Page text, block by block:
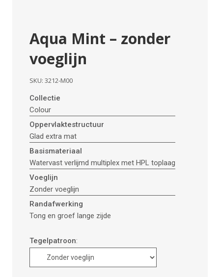
Aqua Mint – zonder
voeglijn
SKU: 3212-M00
Collectie
Colour
Oppervlaktestructuur
Glad extra mat
Basismateriaal
Watervast verlijmd multiplex met HPL toplaag
Voeglijn
Zonder voeglijn
Randafwerking
Tong en groef lange zijde
Tegelpatroon: